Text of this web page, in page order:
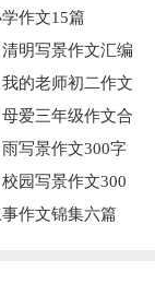
作文15篇
清明写景作文汇编
我的老师初二作文
母爱三年级作文合
雨写景作文300字
校园写景作文300
作文锦集六篇